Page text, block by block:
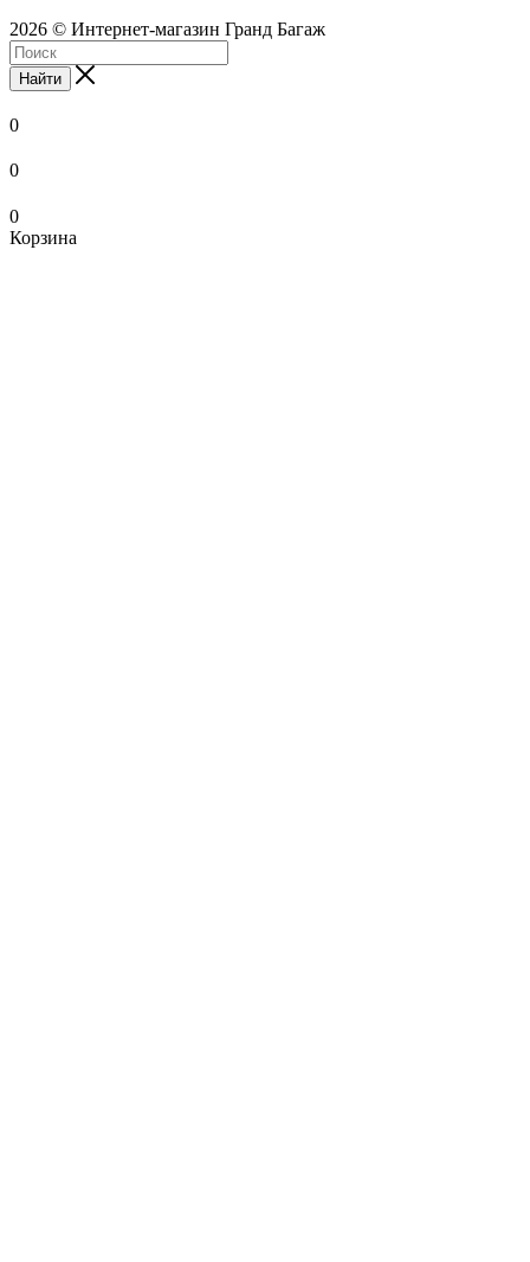
2026 © Интернет-магазин Гранд Багаж
Найти
0
0
0
Корзина